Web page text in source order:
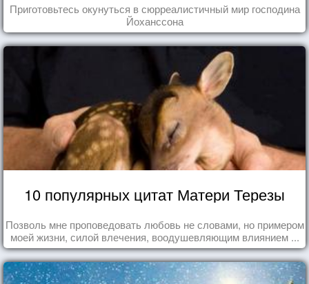
Приготовьтесь окунуться в сюрреалистичный мир господина
Йоханссона
10 популярных цитат Матери Терезы
Позволь мне проповедовать любовь не словами, но примером
моей жизни, силой влечения, воодушевляющим влиянием ...